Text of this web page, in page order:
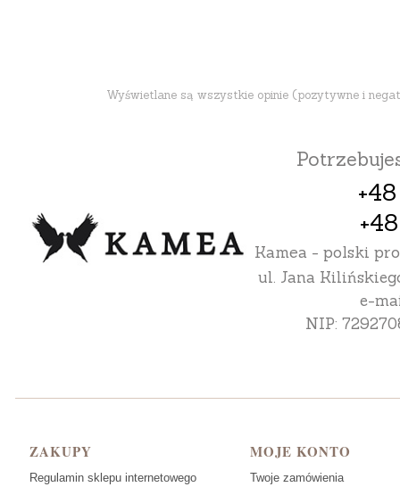
Wyświetlane są wszystkie opinie (pozytywne i
Kamea - polski
ul. Jana
e-
NIP:
Linki w stopce
ZAKUPY
Regulamin sklepu internetowego
MOJE KONTO
Twoje zamówienia